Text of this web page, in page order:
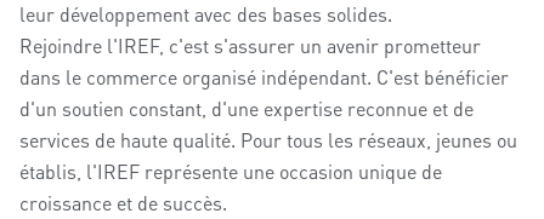
leur développement avec des bases solides.
Rejoindre l'IREF, c'est s'assurer un avenir prometteur
dans le commerce organisé indépendant. C'est bénéficier
d'un soutien constant, d'une expertise reconnue et de
services de haute qualité. Pour tous les réseaux, jeunes ou
établis, l'IREF représente une occasion unique de
croissance et de succès.